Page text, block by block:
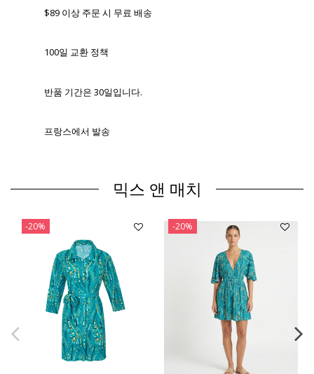
$89 이상 주문 시 무료 배송
100일 교환 정책
반품 기간은 30일입니다.
프랑스에서 발송
믹스 앤 매치
-20% -20%